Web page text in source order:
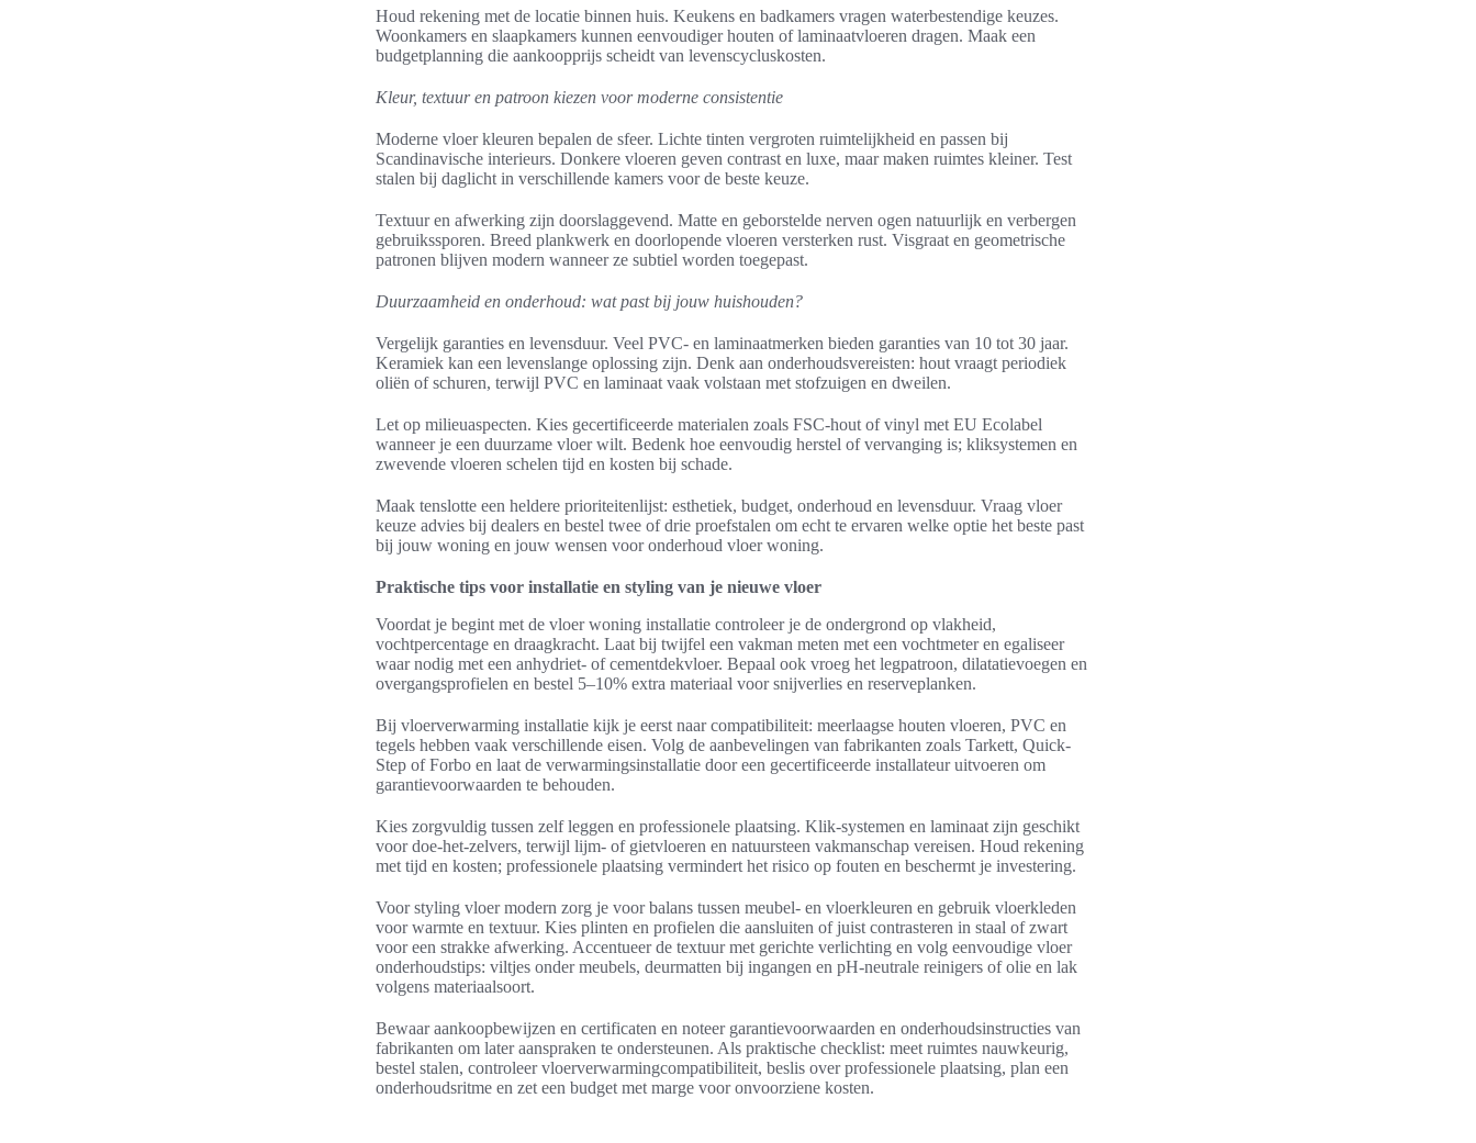
Houd rekening met de locatie binnen huis. Keukens en badkamers vragen waterbestendige keuzes.
Woonkamers en slaapkamers kunnen eenvoudiger houten of laminaatvloeren dragen. Maak een
budgetplanning die aankoopprijs scheidt van levenscycluskosten.
Kleur, textuur en patroon kiezen voor moderne consistentie
Moderne vloer kleuren bepalen de sfeer. Lichte tinten vergroten ruimtelijkheid en passen bij
Scandinavische interieurs. Donkere vloeren geven contrast en luxe, maar maken ruimtes kleiner. Test
stalen bij daglicht in verschillende kamers voor de beste keuze.
Textuur en afwerking zijn doorslaggevend. Matte en geborstelde nerven ogen natuurlijk en verbergen
gebruikssporen. Breed plankwerk en doorlopende vloeren versterken rust. Visgraat en geometrische
patronen blijven modern wanneer ze subtiel worden toegepast.
Duurzaamheid en onderhoud: wat past bij jouw huishouden?
Vergelijk garanties en levensduur. Veel PVC- en laminaatmerken bieden garanties van 10 tot 30 jaar.
Keramiek kan een levenslange oplossing zijn. Denk aan onderhoudsvereisten: hout vraagt periodiek
oliën of schuren, terwijl PVC en laminaat vaak volstaan met stofzuigen en dweilen.
Let op milieuaspecten. Kies gecertificeerde materialen zoals FSC-hout of vinyl met EU Ecolabel
wanneer je een duurzame vloer wilt. Bedenk hoe eenvoudig herstel of vervanging is; kliksystemen en
zwevende vloeren schelen tijd en kosten bij schade.
Maak tenslotte een heldere prioriteitenlijst: esthetiek, budget, onderhoud en levensduur. Vraag vloer
keuze advies bij dealers en bestel twee of drie proefstalen om echt te ervaren welke optie het beste past
bij jouw woning en jouw wensen voor onderhoud vloer woning.
Praktische tips voor installatie en styling van je nieuwe vloer
Voordat je begint met de vloer woning installatie controleer je de ondergrond op vlakheid,
vochtpercentage en draagkracht. Laat bij twijfel een vakman meten met een vochtmeter en egaliseer
waar nodig met een anhydriet- of cementdekvloer. Bepaal ook vroeg het legpatroon, dilatatievoegen en
overgangsprofielen en bestel 5–10% extra materiaal voor snijverlies en reserveplanken.
Bij vloerverwarming installatie kijk je eerst naar compatibiliteit: meerlaagse houten vloeren, PVC en
tegels hebben vaak verschillende eisen. Volg de aanbevelingen van fabrikanten zoals Tarkett, Quick-
Step of Forbo en laat de verwarmingsinstallatie door een gecertificeerde installateur uitvoeren om
garantievoorwaarden te behouden.
Kies zorgvuldig tussen zelf leggen en professionele plaatsing. Klik-systemen en laminaat zijn geschikt
voor doe-het-zelvers, terwijl lijm- of gietvloeren en natuursteen vakmanschap vereisen. Houd rekening
met tijd en kosten; professionele plaatsing vermindert het risico op fouten en beschermt je investering.
Voor styling vloer modern zorg je voor balans tussen meubel- en vloerkleuren en gebruik vloerkleden
voor warmte en textuur. Kies plinten en profielen die aansluiten of juist contrasteren in staal of zwart
voor een strakke afwerking. Accentueer de textuur met gerichte verlichting en volg eenvoudige vloer
onderhoudstips: viltjes onder meubels, deurmatten bij ingangen en pH-neutrale reinigers of olie en lak
volgens materiaalsoort.
Bewaar aankoopbewijzen en certificaten en noteer garantievoorwaarden en onderhoudsinstructies van
fabrikanten om later aanspraken te ondersteunen. Als praktische checklist: meet ruimtes nauwkeurig,
bestel stalen, controleer vloerverwarmingcompatibiliteit, beslis over professionele plaatsing, plan een
onderhoudsritme en zet een budget met marge voor onvoorziene kosten.